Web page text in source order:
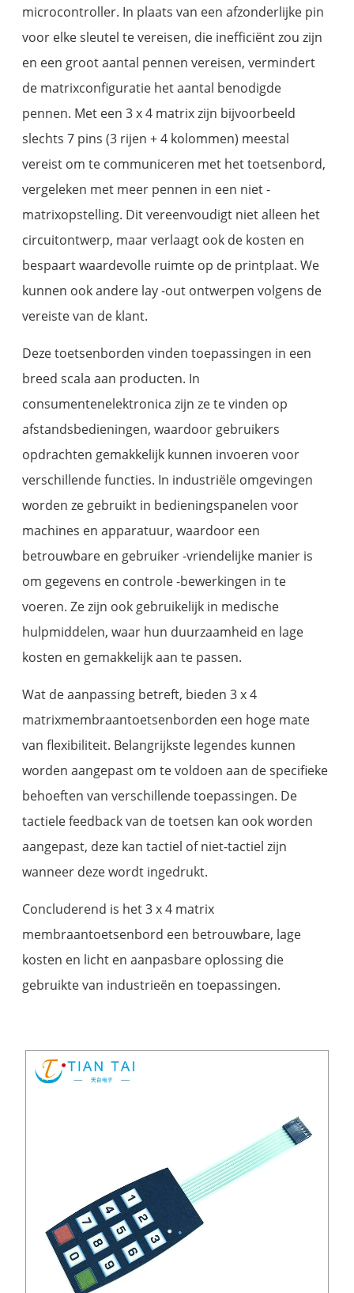
microcontroller. In plaats van een afzonderlijke pin
voor elke sleutel te vereisen, die inefficiënt zou zijn
en een groot aantal pennen vereisen, vermindert
de matrixconfiguratie het aantal benodigde
pennen. Met een 3 x 4 matrix zijn bijvoorbeeld
slechts 7 pins (3 rijen + 4 kolommen) meestal
vereist om te communiceren met het toetsenbord,
vergeleken met meer pennen in een niet -
matrixopstelling. Dit vereenvoudigt niet alleen het
circuitontwerp, maar verlaagt ook de kosten en
bespaart waardevolle ruimte op de printplaat. We
kunnen ook andere lay -out ontwerpen volgens de
vereiste van de klant.
Deze toetsenborden vinden toepassingen in een
breed scala aan producten. In
consumentenelektronica zijn ze te vinden op
afstandsbedieningen, waardoor gebruikers
opdrachten gemakkelijk kunnen invoeren voor
verschillende functies. In industriële omgevingen
worden ze gebruikt in bedieningspanelen voor
machines en apparatuur, waardoor een
betrouwbare en gebruiker -vriendelijke manier is
om gegevens en controle -bewerkingen in te
voeren. Ze zijn ook gebruikelijk in medische
hulpmiddelen, waar hun duurzaamheid en lage
kosten en gemakkelijk aan te passen.
Wat de aanpassing betreft, bieden 3 x 4
matrixmembraantoetsenborden een hoge mate
van flexibiliteit. Belangrijkste legendes kunnen
worden aangepast om te voldoen aan de specifieke
behoeften van verschillende toepassingen. De
tactiele feedback van de toetsen kan ook worden
aangepast, deze kan tactiel of niet-tactiel zijn
wanneer deze wordt ingedrukt.
Concluderend is het 3 x 4 matrix
membraantoetsenbord een betrouwbare, lage
kosten en licht en aanpasbare oplossing die
gebruikte van industrieën en toepassingen.